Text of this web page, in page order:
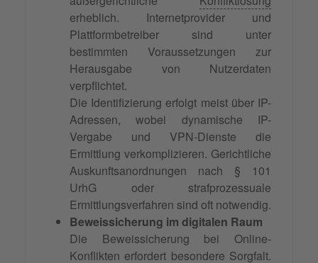
erheblich. Internetprovider und
Plattformbetreiber sind unter
bestimmten Voraussetzungen zur
Herausgabe von Nutzerdaten
verpflichtet.
Die Identifizierung erfolgt meist über IP-
Adressen, wobei dynamische IP-
Vergabe und VPN-Dienste die
Ermittlung verkomplizieren. Gerichtliche
Auskunftsanordnungen nach § 101
UrhG oder strafprozessuale
Ermittlungsverfahren sind oft notwendig.
Beweissicherung im digitalen Raum
Die Beweissicherung bei Online-
Konflikten erfordert besondere Sorgfalt.